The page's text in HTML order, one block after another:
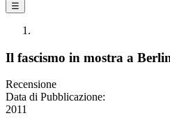
☰
Il fascismo in mostra a
Recensione
Data di Pubblicazione:
2011